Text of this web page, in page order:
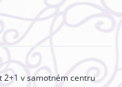
2+1 v samotném centru